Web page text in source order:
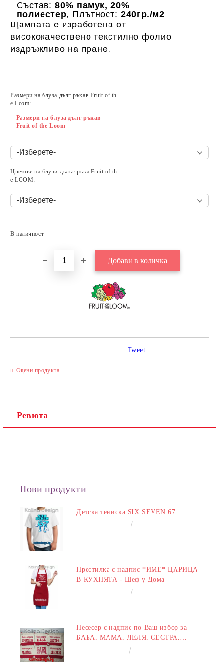
Състав:80% памук, 20%
полиестер, Плътност: 240гр./м2
Щампата е изработена от
висококачествено текстилно фолио
издръжливо на пране.
Размери на блуза дълг ръкав Fruit of th
e Loom:
Размери на блуза дълг ръкав
Fruit of the Loom
Цветове на блузи дълъг ръка Fruit of th
e LOOM:
В наличност
Оцени продукта
Tweet
Ревюта
Нови продукти
Детска тениска SIX SEVEN 67
Престилка с надпис *ИМЕ* ЦАРИЦА
В КУХНЯТА - Шеф у Дома
Несесер с надпис по Ваш избор за
БАБА, МАМА, ЛЕЛЯ, СЕСТРА,